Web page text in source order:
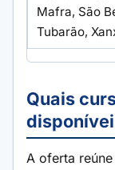
Mafra, São
Tubarão,
Quais
A oferta